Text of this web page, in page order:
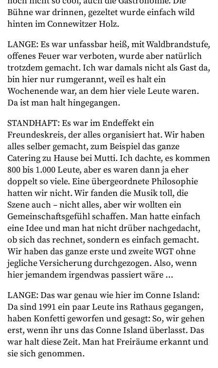
Bühne war drinnen, gezeltet wurde einfach wild
hinten im Connewitzer Holz.
LANGE: Es war unfassbar heiß, mit Waldbrandstufe,
offenes Feuer war verboten, wurde aber natürlich
trotzdem gemacht. Ich war damals nicht als Gast da,
bin hier nur rumgerannt, weil es halt ein
Wochenende war, an dem hier viele Leute waren.
Da ist man halt hingegangen.
STANDHAFT: Es war im Endeffekt ein
Freundeskreis, der alles organisiert hat. Wir haben
alles selber gemacht, zum Beispiel das ganze
Catering zu Hause bei Mutti. Ich dachte, es kommen
800 bis 1.000 Leute, aber es waren dann ja eher
doppelt so viele. Eine übergeordnete Philosophie
hatten wir nicht. Wir fanden die Musik toll, die
Szene auch – nicht alles, aber wir wollten ein
Gemeinschaftsgefühl schaffen. Man hatte einfach
eine Idee und man hat nicht drüber nachgedacht,
ob sich das rechnet, sondern es einfach gemacht.
Wir haben das ganze erste und zweite WGT ohne
jegliche Versicherung durchgezogen. Also, wenn
hier jemandem irgendwas passiert wäre …
LANGE: Das war genau wie hier im Conne Island:
Da sind 1991 ein paar Leute ins Rathaus gegangen,
haben Konfetti geworfen und gesagt: So, wir gehen
erst, wenn ihr uns das Conne Island überlasst. Das
war halt diese Zeit. Man hat Freiräume erkannt und
sie sich genommen.